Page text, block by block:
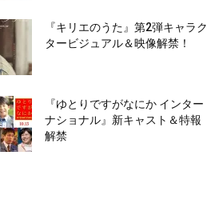
『キリエのうた』第2弾キャラク
タービジュアル＆映像解禁！
『ゆとりですがなにか インター
ナショナル』新キャスト＆特報
解禁